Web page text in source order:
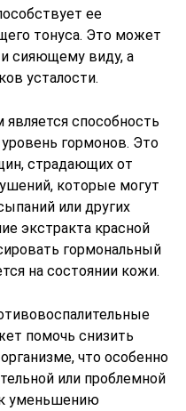
ее
тонуса. Это может
сияющему виду, а
усталости.
способность
гормонов. Это
страдающих от
которые могут
или других
экстракта красной
гормональный
на состоянии кожи.
помочь снизить
что особенно
или проблемной
уменьшению